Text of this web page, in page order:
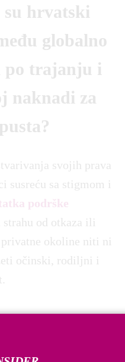
hrvatski
globalno
po trajanju i
naknadi za
svojih prava
susreću sa stigmom i
podrške
strahu od otkaza ili
okoline niti ni
očinski, rodiljni i